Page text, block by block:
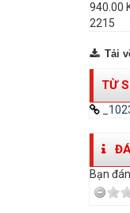
940.00
2215
Tải
TỪ
Bạn